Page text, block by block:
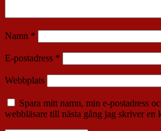
Namn *
E-postadress *
Webbplats
Spara mitt namn, min e-postadress
webbläsare till nästa gång jag skriver en